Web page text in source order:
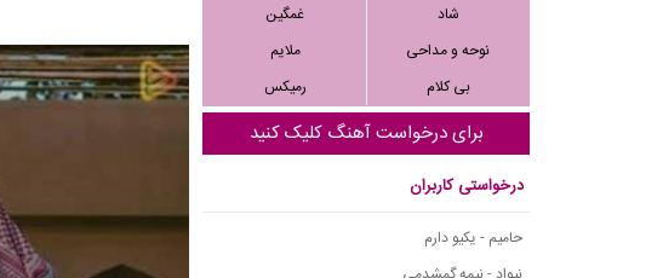
شاد
غمگین
نوحه و مداحی
ملایم
بی کلام
رمیکس
برای درخواست آهنگ کلیک کنید
درخواستی کاربران
حامیم - یکیو دارم